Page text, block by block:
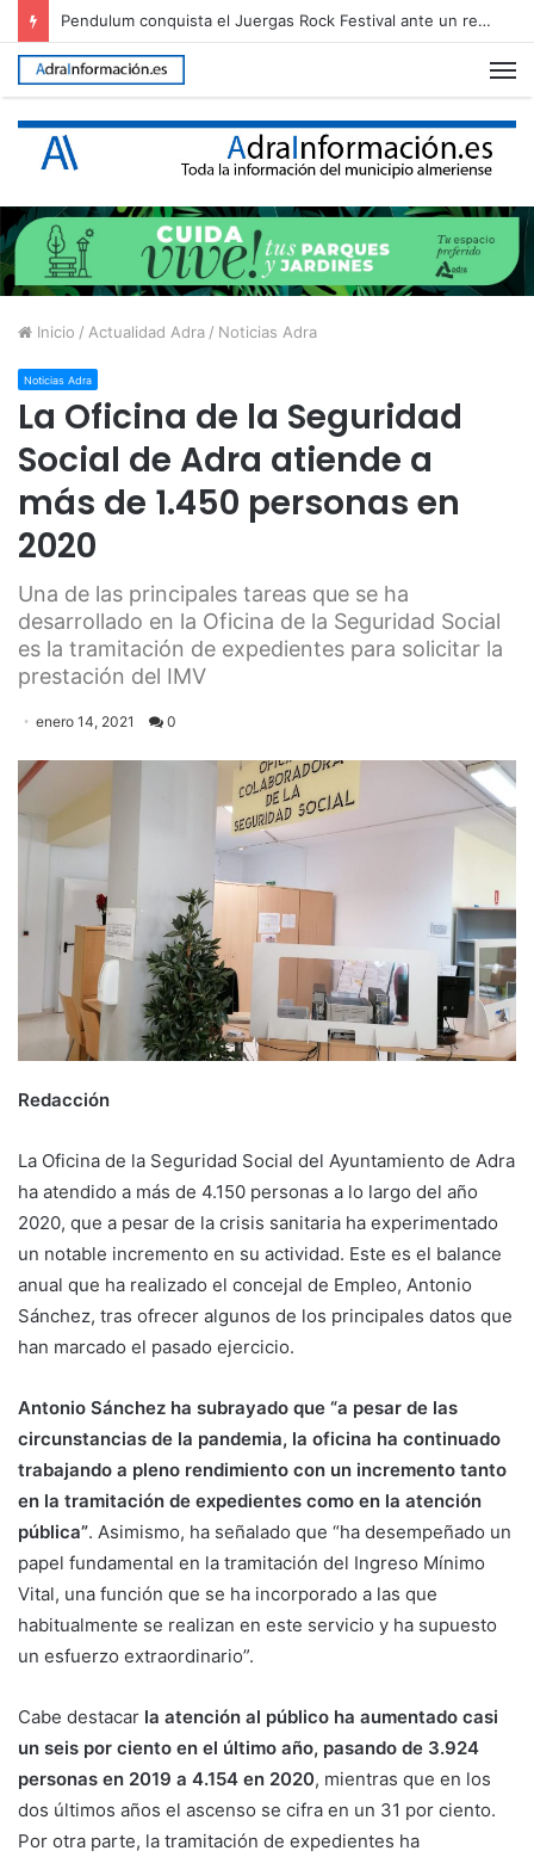
Pendulum conquista el Juergas Rock Festival ante un recinto abarrotado
Inicio / Actualidad Adra / Noticias Adra
Noticias Adra
La Oficina de la Seguridad
Social de Adra atiende a
más de 1.450 personas en
2020
Una de las principales tareas que se ha
desarrollado en la Oficina de la Seguridad Social
es la tramitación de expedientes para solicitar la
prestación del IMV
enero 14, 2021 0
Redacción
La Oficina de la Seguridad Social del Ayuntamiento de Adra
ha atendido a más de 4.150 personas a lo largo del año
2020, que a pesar de la crisis sanitaria ha experimentado
un notable incremento en su actividad. Este es el balance
anual que ha realizado el concejal de Empleo, Antonio
Sánchez, tras ofrecer algunos de los principales datos que
han marcado el pasado ejercicio.
Antonio Sánchez ha subrayado que “a pesar de las
circunstancias de la pandemia, la oficina ha continuado
trabajando a pleno rendimiento con un incremento tanto
en la tramitación de expedientes como en la atención
pública”. Asimismo, ha señalado que “ha desempeñado un
papel fundamental en la tramitación del Ingreso Mínimo
Vital, una función que se ha incorporado a las que
habitualmente se realizan en este servicio y ha supuesto
un esfuerzo extraordinario”.
Cabe destacar la atención al público ha aumentado casi
un seis por ciento en el último año, pasando de 3.924
personas en 2019 a 4.154 en 2020, mientras que en los
dos últimos años el ascenso se cifra en un 31 por ciento.
Por otra parte, la tramitación de expedientes ha